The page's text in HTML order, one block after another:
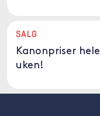
SALG
Kanonpriser hele
uken!